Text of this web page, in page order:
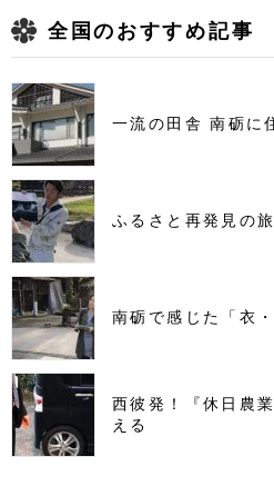
全国のおすすめ記事
一流の田舎 南砺に
ふるさと再発見の旅
南砺で感じた「衣・
西彼発！『休日農
える